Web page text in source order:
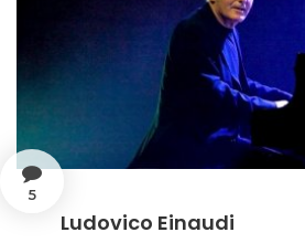
5
Ludovico Einaudi